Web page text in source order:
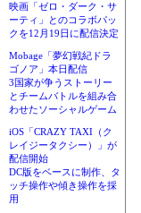
映画「ゼロ・ダーク・サ
ーティ」とのコラボパッ
クを12月19日に配信決定
Mobage「夢幻戦紀ドラ
ゴノア」本日配信
3国家が争うストーリー
とチームバトルを組み合
わせたソーシャルゲーム
iOS「CRAZY TAXI（ク
レイジータクシー）」が
配信開始
DC版をベースに制作、タ
ッチ操作や傾き操作を採
用